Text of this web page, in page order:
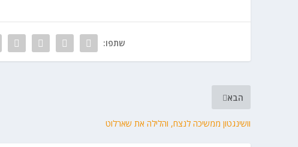
שתפו:
הבא
וושינגטון ממשיכה לנצח, והלילה את שארלוט